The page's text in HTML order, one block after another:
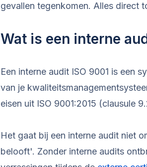
gevallen tegenkomen. Alles direct
Wat is een interne
Een interne audit ISO 9001 is een
van je
eisen uit ISO 9001:2015 (clausule
Het gaat bij een interne audit niet
belooft'. Zonder interne audits